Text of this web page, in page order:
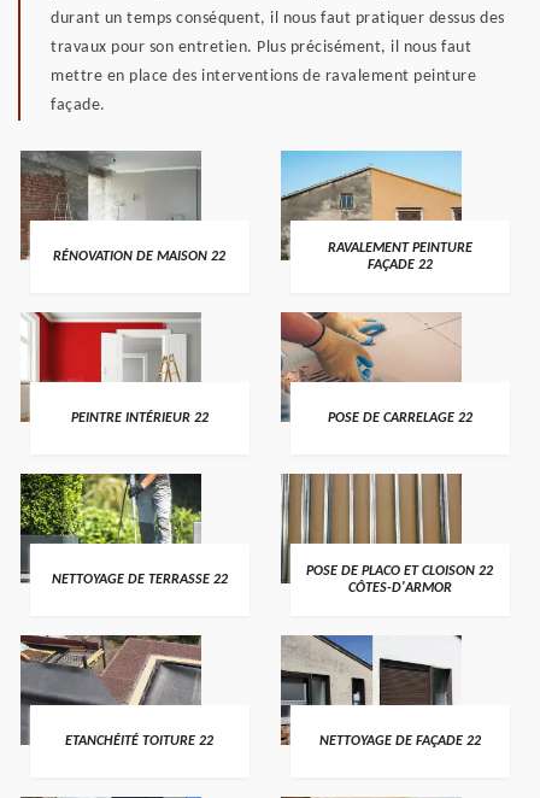
durant un temps conséquent, il nous faut pratiquer dessus des
travaux pour son entretien. Plus précisément, il nous faut
mettre en place des interventions de ravalement peinture
façade.
RÉNOVATION DE MAISON 22
RAVALEMENT PEINTURE
FAÇADE 22
PEINTRE INTÉRIEUR 22 POSE DE CARRELAGE 22
NETTOYAGE DE TERRASSE 22
POSE DE PLACO ET CLOISON 22
CÔTES-D'ARMOR
ETANCHÉITÉ TOITURE 22 NETTOYAGE DE FAÇADE 22